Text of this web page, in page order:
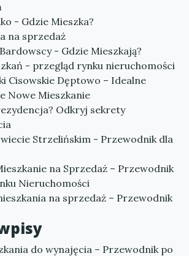
- Gdzie Mieszka?
na sprzedaż
- Gdzie Mieszkają?
- przegląd rynku nieruchomości
Cisowskie Dęptowo – Idealne
Nowe Mieszkanie
Odkryj sekrety
Strzelińskim - Przewodnik dla
na Sprzedaż – Przewodnik
Nieruchomości
na sprzedaż – Przewodnik
do wynajęcia – Przewodnik po